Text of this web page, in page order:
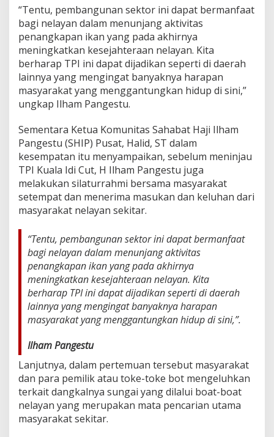
i
m
u
r
“Tentu, pembangunan sektor ini dapat bermanfaat
bagi nelayan dalam menunjang aktivitas
penangkapan ikan yang pada akhirnya
meningkatkan kesejahteraan nelayan. Kita
berharap TPI ini dapat dijadikan seperti di daerah
lainnya yang mengingat banyaknya harapan
masyarakat yang menggantungkan hidup di sini,”
ungkap Ilham Pangestu.
Sementara Ketua Komunitas Sahabat Haji Ilham
Pangestu (SHIP) Pusat, Halid, ST dalam
kesempatan itu menyampaikan, sebelum meninjau
TPI Kuala Idi Cut, H Ilham Pangestu juga
melakukan silaturrahmi bersama masyarakat
setempat dan menerima masukan dan keluhan dari
masyarakat nelayan sekitar.
“Tentu, pembangunan sektor ini dapat bermanfaat
bagi nelayan dalam menunjang aktivitas
penangkapan ikan yang pada akhirnya
meningkatkan kesejahteraan nelayan. Kita
berharap TPI ini dapat dijadikan seperti di daerah
lainnya yang mengingat banyaknya harapan
masyarakat yang menggantungkan hidup di sini,”.
Ilham Pangestu
Lanjutnya, dalam pertemuan tersebut masyarakat
dan para pemilik atau toke-toke bot mengeluhkan
terkait dangkalnya sungai yang dilalui boat-boat
nelayan yang merupakan mata pencarian utama
masyarakat sekitar.